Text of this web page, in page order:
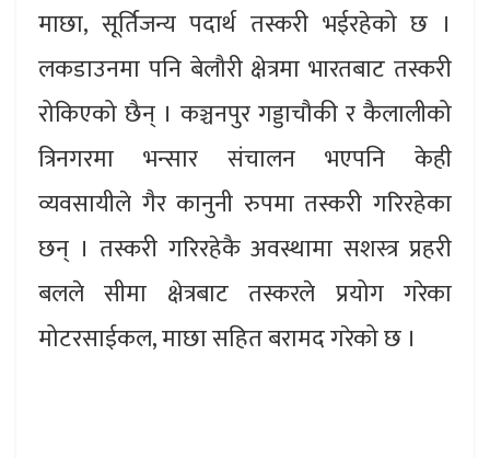
माछा, सूर्तिजन्य पदार्थ तस्करी भईरहेको छ ।
लकडाउनमा पनि बेलौरी क्षेत्रमा भारतबाट तस्करी
रोकिएको छैन् । कञ्चनपुर गड्डाचौकी र कैलालीको
त्रिनगरमा भन्सार संचालन भएपनि केही
व्यवसायीले गैर कानुनी रुपमा तस्करी गरिरहेका
छन् । तस्करी गरिरहेकै अवस्थामा सशस्त्र प्रहरी
बलले सीमा क्षेत्रबाट तस्करले प्रयोग गरेका
मोटरसाईकल, माछा सहित बरामद गरेको छ ।